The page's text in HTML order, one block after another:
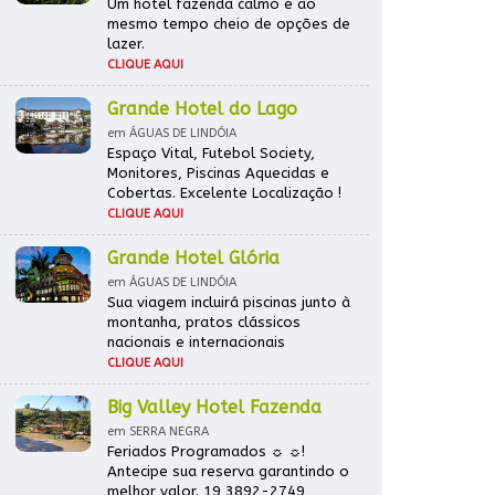
Um hotel fazenda calmo e ao
mesmo tempo cheio de opções de
lazer.
CLIQUE AQUI
Grande Hotel do Lago
em ÁGUAS DE LINDÓIA
Espaço Vital, Futebol Society,
Monitores, Piscinas Aquecidas e
Cobertas. Excelente Localização !
CLIQUE AQUI
Grande Hotel Glória
em ÁGUAS DE LINDÓIA
Sua viagem incluirá piscinas junto à
montanha, pratos clássicos
nacionais e internacionais
CLIQUE AQUI
Big Valley Hotel Fazenda
em SERRA NEGRA
Feriados Programados ☼ ☼!
Antecipe sua reserva garantindo o
melhor valor. 19 3892-2749